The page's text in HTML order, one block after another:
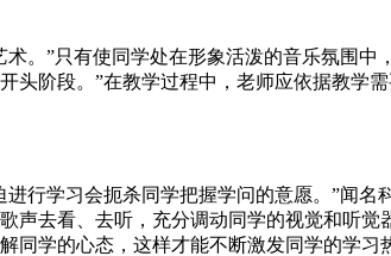
术。”只有使同学处在形象活泼的音乐氛围
头阶段。”在教学过程中，老师应依据教学
行学习会扼杀同学把握学问的意愿。”闻
声去看、去听，充分调动同学的视觉和听
同学的心态，这样才能不断激发同学的学